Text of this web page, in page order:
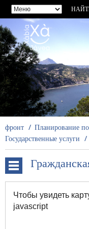
фронт Планирование
Государственные услуги
Aquatic
activities
Морская
Чтобы увидеть
javascript